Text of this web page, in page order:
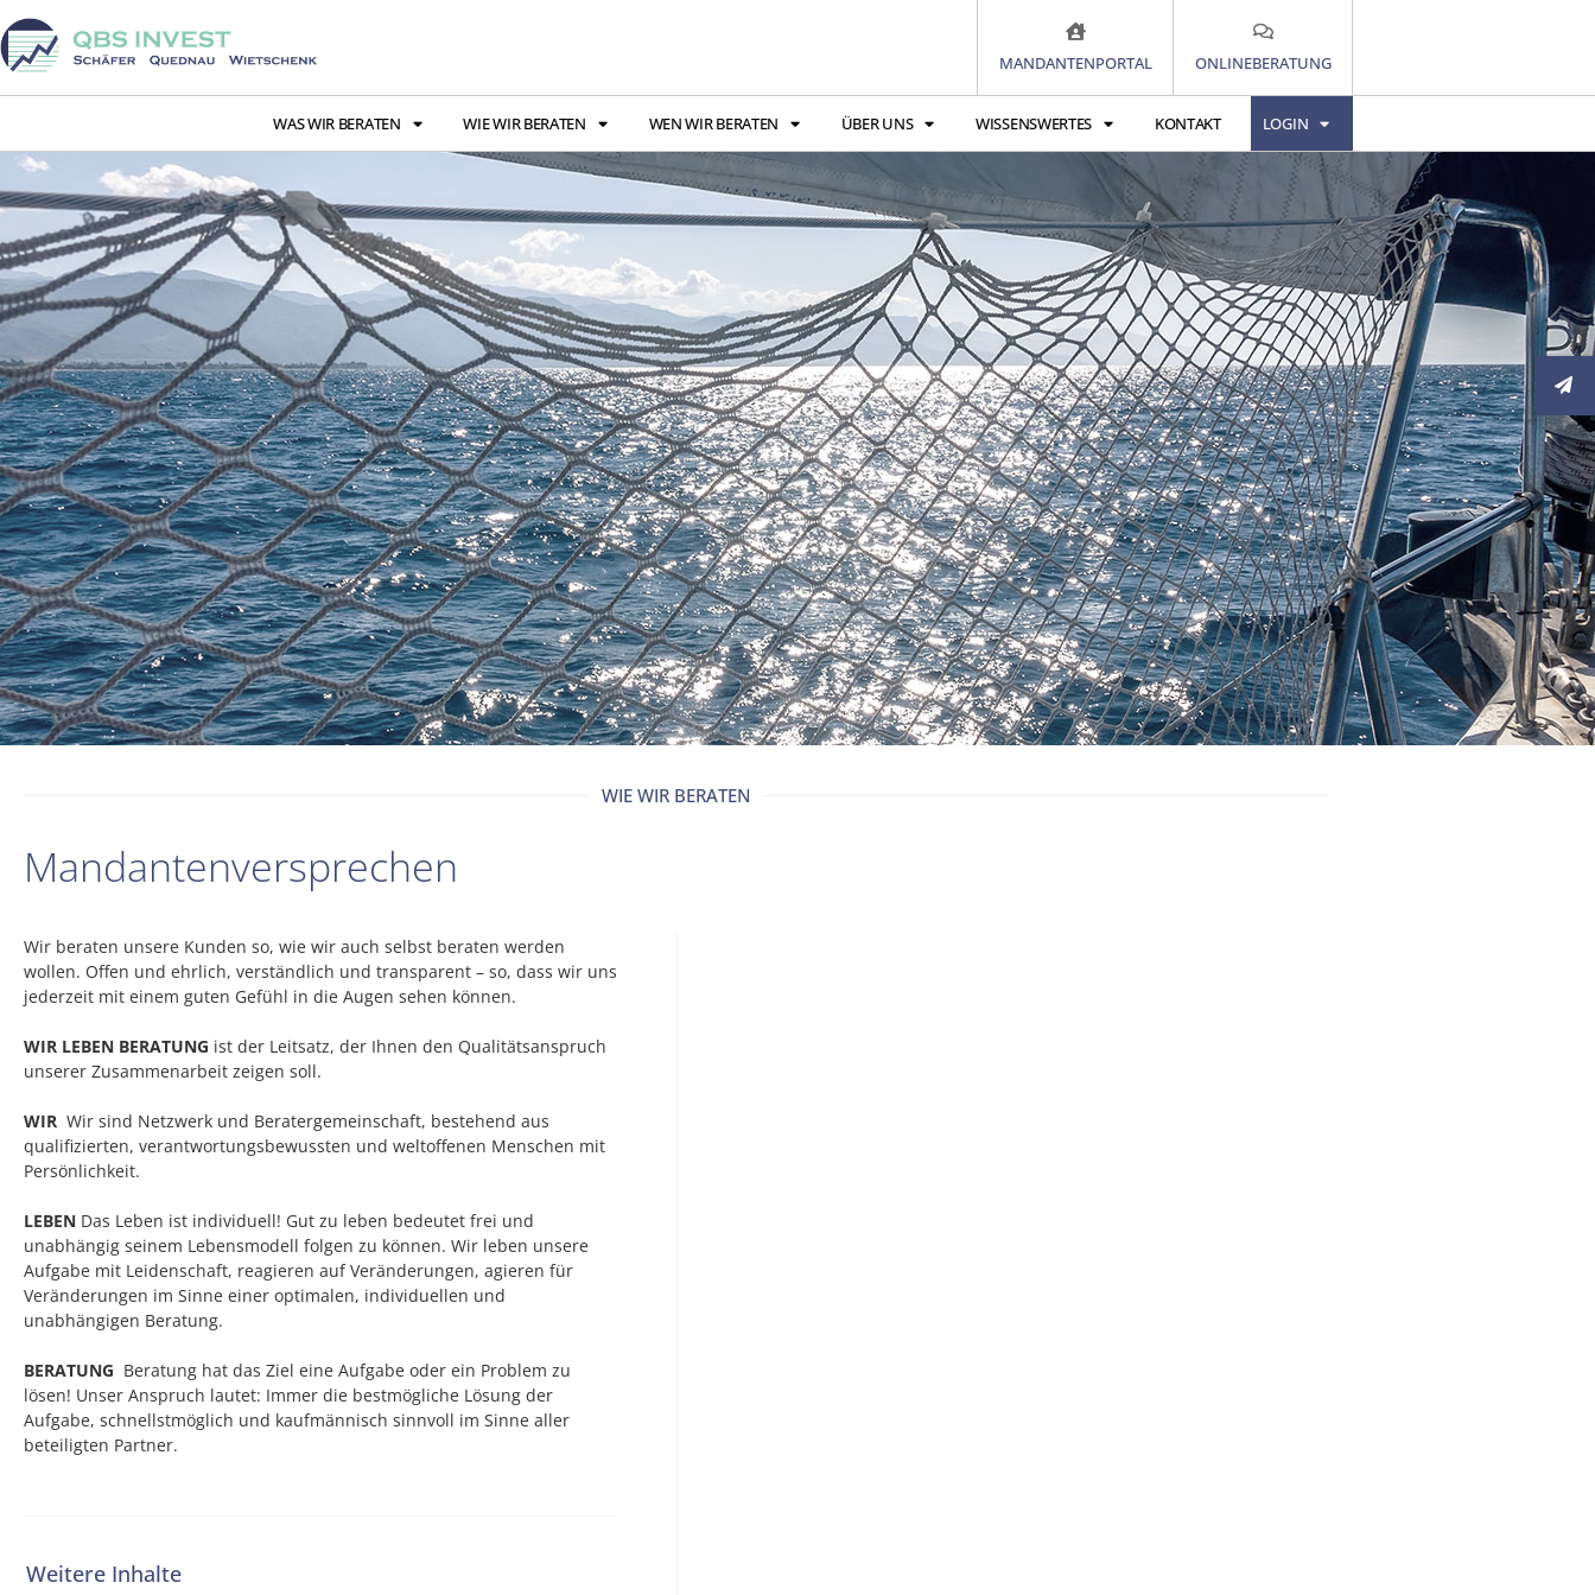
MANDANTENPORTAL ONLINEBERATUNG
WAS WIR BERATEN WIE WIR BERATEN WEN WIR BERATEN ÜBER UNS WISSENSWERTES KONTAKT LOGIN
WIE WIR BERATEN
Mandantenversprechen
Wir beraten unsere Kunden so, wie wir auch selbst beraten werden
wollen. Offen und ehrlich, verständlich und transparent – so, dass wir uns
jederzeit mit einem guten Gefühl in die Augen sehen können.
WIR LEBEN BERATUNG ist der Leitsatz, der Ihnen den Qualitätsanspruch
unserer Zusammenarbeit zeigen soll.
WIR ­ Wir sind Netzwerk und Beratergemeinschaft, bestehend aus
qualifizierten, verantwortungsbewussten und weltoffenen Menschen mit
Persönlichkeit.
LEBEN Das Leben ist individuell! Gut zu leben bedeutet frei und
unabhängig seinem Lebensmodell folgen zu können. Wir leben unsere
Aufgabe mit Leidenschaft, reagieren auf Veränderungen, agieren für
Veränderungen im Sinne einer optimalen, individuellen und
unabhängigen Beratung.
BERATUNG ­ Beratung hat das Ziel eine Aufgabe oder ein Problem zu
lösen! Unser Anspruch lautet: Immer die bestmögliche Lösung der
Aufgabe, schnellstmöglich und kaufmännisch sinnvoll im Sinne aller
beteiligten Partner.